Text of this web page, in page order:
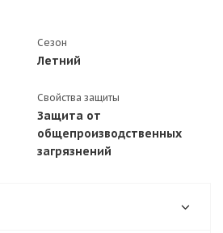
Сезон
Летний
Свойства защиты
Защита от
общепроизводственных
загрязнений